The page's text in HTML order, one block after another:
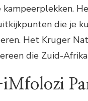
die je
Het Kruger
die Zuid-